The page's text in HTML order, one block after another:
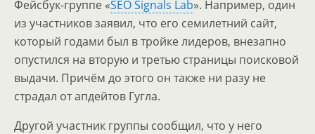
Фейсбук-группе «SEO Signals Lab». Например, один
из участников заявил, что его семилетний сайт,
который годами был в тройке лидеров, внезапно
опустился на вторую и третью страницы поисковой
выдачи. Причём до этого он также ни разу не
страдал от апдейтов Гугла.
Другой участник группы сообщил, что у него